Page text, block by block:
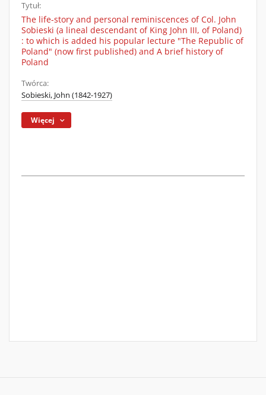
Tytuł:
The life-story and personal reminiscences of Col. John
Sobieski (a lineal descendant of King John III, of Poland)
: to which is added his popular lecture "The Republic of
Poland" (now first published) and A brief history of
Poland
Twórca:
Sobieski, John (1842-1927)
Więcej